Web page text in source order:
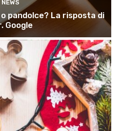
NEWS
pandolce? La risposta di
Google